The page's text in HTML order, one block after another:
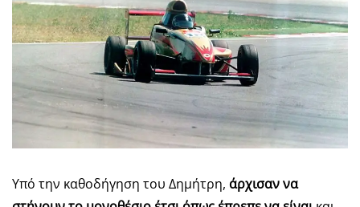
Υπό την καθοδήγηση του Δημήτρη, άρχισαν να